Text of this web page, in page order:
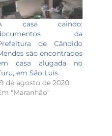
casa caindo:
da
de Cândido
são encontrados
casa alugada no
em São Luís
de agosto de 2020
"Maranhão"